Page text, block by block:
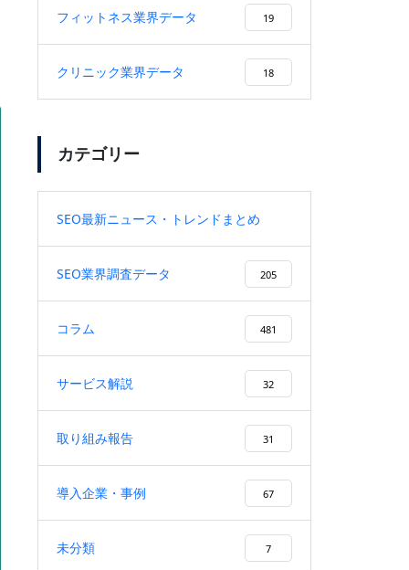
プロの取り組み【佐々木編】
SEO記事制作とは？上位表示と
CVにつなげる作り方・手順を解
説
SEOセカンドオピニオンとは？
会社選びを解説
フィットネス業界データ 19
クリニック業界データ 18
カテゴリー
SEO最新ニュース・トレンドまとめ
SEO業界調査データ 205
コラム 481
サービス解説 32
取り組み報告 31
導入企業・事例 67
未分類 7